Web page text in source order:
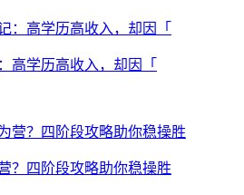
高学历高收入，却因「
？四阶段攻略助你稳操胜